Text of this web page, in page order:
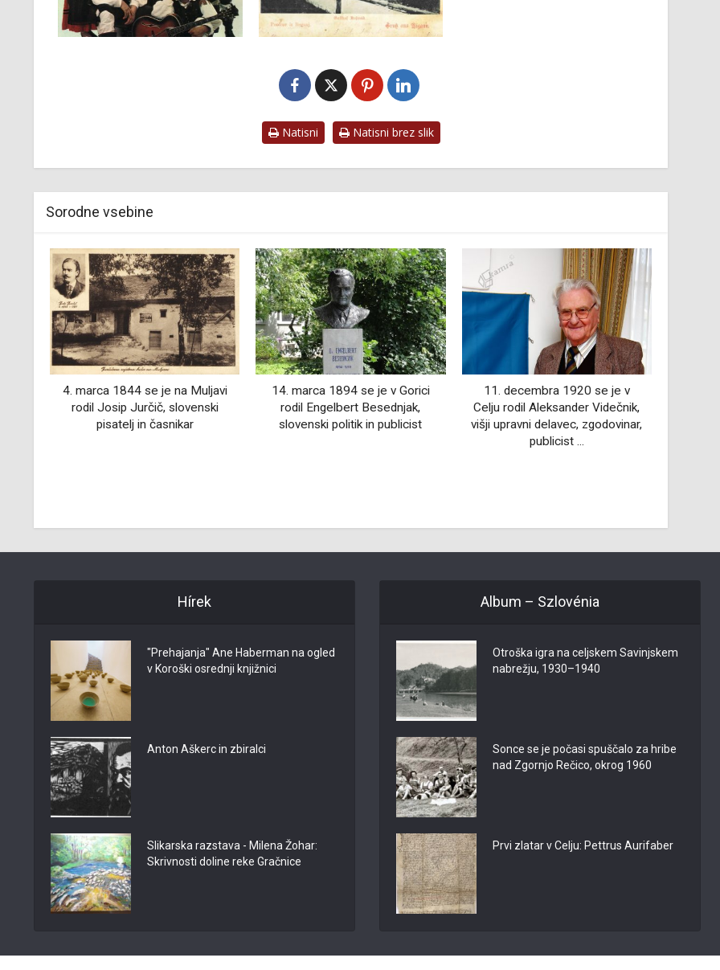
Natisni Natisni brez slik
Sorodne vsebine
14. marca 1894 se je v Gorici
rodil Engelbert Besednjak,
slovenski politik in publicist
11. decembra 1920 se je v
Celju rodil Aleksander Videčnik,
višji upravni delavec, zgodovinar,
3. decembra 1867 se je rodil
Hírek
"Prehajanja" Ane Haberman na ogled
v Koroški osrednji knjižnici
Anton Aškerc in zbiralci
Slikarska razstava - Milena Žohar:
Skrivnosti doline reke Gračnice
Album – Szlovénia
Otroška igra na celjskem Savinjskem
nabrežju, 1930–1940
Sonce se je počasi spuščalo za hribe
nad Zgornjo Rečico, okrog 1960
Prvi zlatar v Celju: Pettrus Aurifaber